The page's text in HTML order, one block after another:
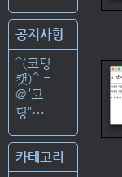
공지사항
^(코딩
캣)^ =
@"코
딩"⋯
카테고리